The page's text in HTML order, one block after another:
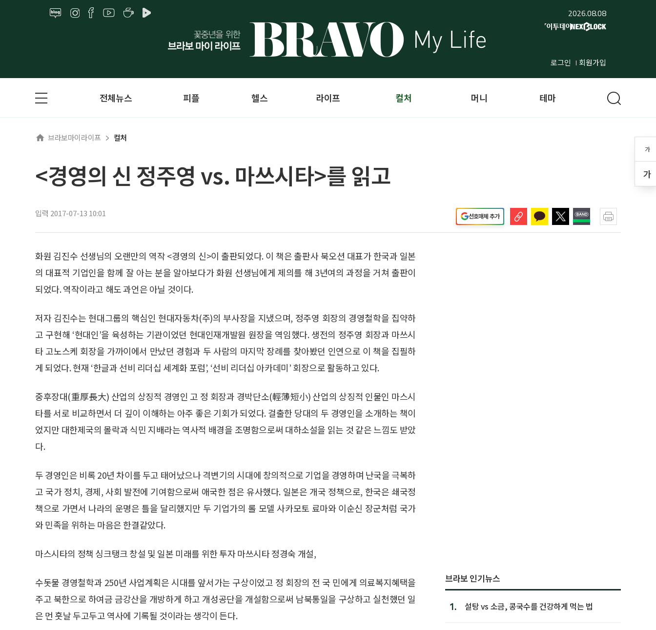
2026.08.08
로그인 회원가입
가
가
전체뉴스 피플 헬스 라이프 컬처 머니 테마
브라보마이라이프 컬처
<경영의 신 정주영 vs. 마쓰시타>를 읽고
입력 2017-07-13 10:01 선호매체 추가
화원 김진수 선생님의 오랜만의 역작 <경영의 신>이 출판되었다. 이 책은 출판사 북오션 대표가 한국과 일본
의 대표적 기업인을 함께 잘 아는 분을 알아보다가 화원 선생님에게 제의를 해 3년여의 과정을 거쳐 출판이
되었다. 역작이라고 해도 과언은 아닐 것이다.
저자 김진수는 현대그룹의 핵심인 현대자동차(주)의 부사장을 지냈으며, 정주영 회장의 경영철학을 집약하
고 구현해 ‘현대인’을 육성하는 기관이었던 현대인재개발원 원장을 역임했다. 생전의 정주영 회장과 마쓰시
타 고노스케 회장을 가까이에서 만났던 경험과 두 사람의 마지막 장례를 찾아봤던 인연으로 이 책을 집필하
게 되었다. 현재 ‘한글과 선비 리더십 세계화 포럼’, ‘선비 리더십 아카데미’ 회장으로 활동하고 있다.
중후장대(重厚長大) 산업의 상징적 경영인 고 정 회장과 경박단소(輕薄短小) 산업의 상징적 인물인 마스시
타를 서로 비교하면서 더 깊이 이해하는 아주 좋은 기회가 되었다. 걸출한 당대의 두 경영인을 소개하는 책이
었지만 대한제국의 몰락과 식민 지배라는 역사적 배경을 조명함으로써 대하소설을 읽는 것 같은 느낌도 받았
다.
두 경영인은 비록 20년 차이를 두고 태어났으나 격변기의 시대에 창의적으로 기업을 경영하며 난국을 극복하
고 국가 정치, 경제, 사회 발전에 기여함으로써 애국한 점은 유사했다. 일본은 개국 정책으로, 한국은 쇄국정
책으로 가면서 나라의 운명은 틀을 달리했지만 두 기업가의 롤 모델 사카모토 료마와 이순신 장군처럼 국가
와 민족을 위하는 마음은 한결같았다.
마스시타의 정책 싱크탱크 창설 및 일본 미래를 위한 투자 마쓰시타 정경숙 개설,
수돗물 경영철학과 250년 사업계획은 시대를 앞서가는 구상이었고 정 회장의 전 국 민에게 의료복지혜택을
주고 북한으로 하여금 금강산을 개방하게 하고 개성공단을 개설함으로써 남북통일을 구상하고 실천했던 일
은 먼 훗날 두고두고 역사에 기록될 것이라는 생각이 든다.
브라보 인기뉴스
1. 설탕 vs 소금, 콩국수를 건강하게 먹는 법